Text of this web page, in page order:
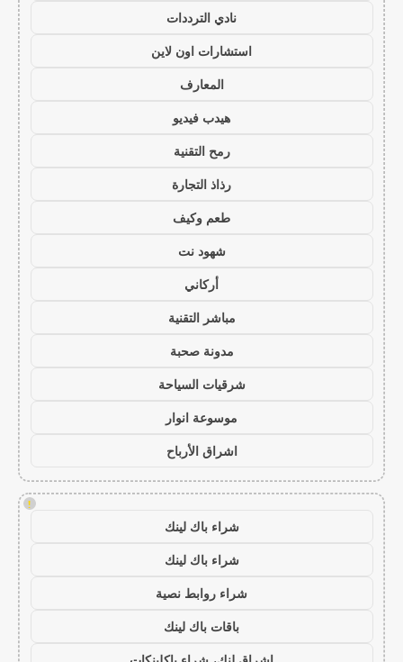
نادي الترددات
استشارات اون لاين
المعارف
هيدب فيديو
رمح التقنية
رذاذ التجارة
طعم وكيف
شهود نت
أركاني
مباشر التقنية
مدونة صحبة
شرقيات السياحة
موسوعة انوار
اشراق الأرباح
!
شراء باك لينك
شراء باك لينك
شراء روابط نصية
باقات باك لينك